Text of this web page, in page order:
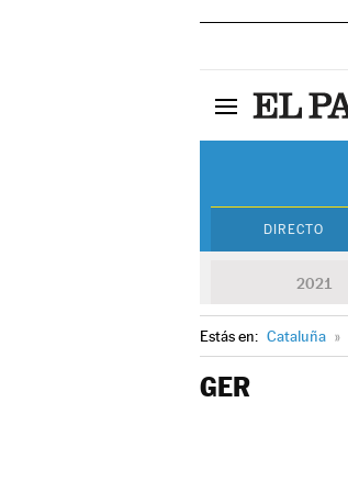
DIRECTO
2021
Estás en: Cataluña »
GER